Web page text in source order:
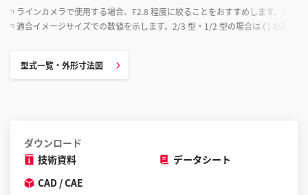
*1 ラインカメラで使用する場合、F2.8 程度に絞ることをおすすめします。周辺
*2 適合イメージサイズでの数値を示します。2/3 型・1/2 型の場合は ( ) の数値に
型式一覧・外形寸法図
ダウンロード
技術資料
データシート
CAD / CAE